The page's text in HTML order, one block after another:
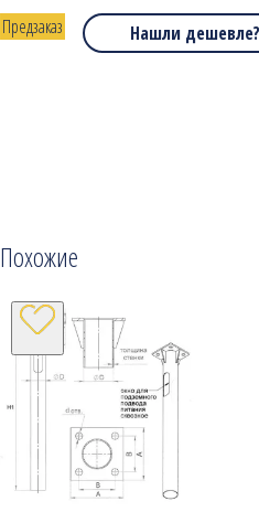
Нашли дешевле?
Предзаказ
Похожие